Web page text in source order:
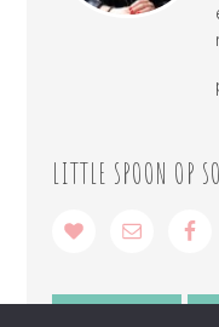
LITTLE SPOON OP